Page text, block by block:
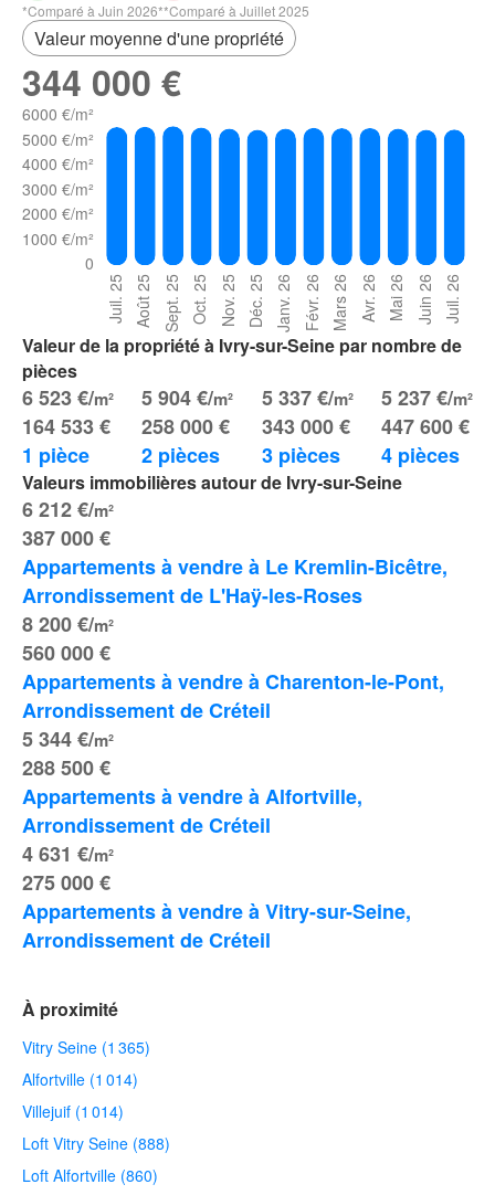
Comparé à Juin 2026 Comparé à Juillet 2025
Valeur moyenne d'une propriété
344 000 €
Valeur de la propriété à Ivry-sur-Seine par nombre de
pièces
164 533 €
6 523 €/m²
1 pièce
258 000 €
5 904 €/m²
2 pièces
343 000 €
5 337 €/m²
3 pièces
447 600 €
5 237 €/m²
4 pièces
Valeurs immobilières autour de Ivry-sur-Seine
387 000 €
6 212 €/m²
Appartements à vendre à Le Kremlin-Bicêtre,
Arrondissement de L'Haÿ-les-Roses
560 000 €
8 200 €/m²
Appartements à vendre à Charenton-le-Pont,
Arrondissement de Créteil
288 500 €
5 344 €/m²
Appartements à vendre à Alfortville,
Arrondissement de Créteil
275 000 €
4 631 €/m²
Appartements à vendre à Vitry-sur-Seine,
Arrondissement de Créteil
À proximité
Vitry Seine (1 365)
Alfortville (1 014)
Villejuif (1 014)
Loft Vitry Seine (888)
Loft Alfortville (860)